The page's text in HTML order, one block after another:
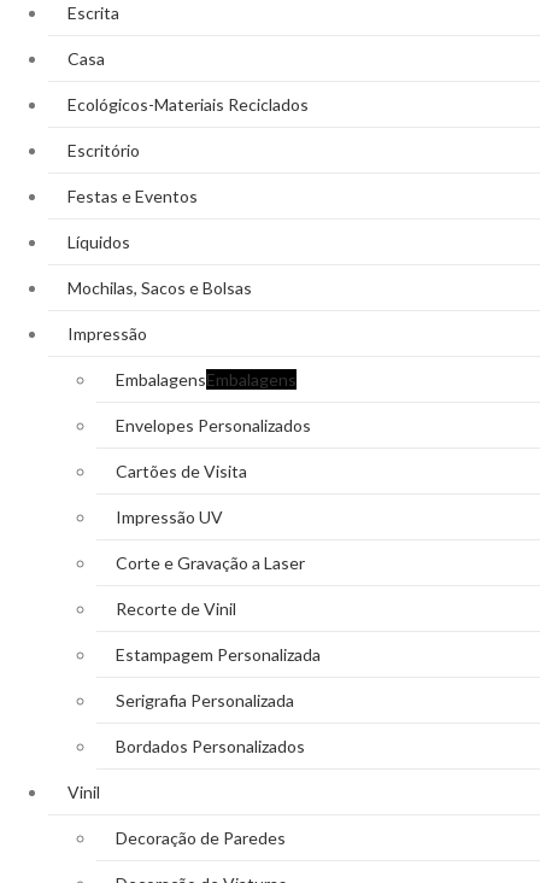
Escrita
Casa
Ecológicos-Materiais Reciclados
Escritório
Festas e Eventos
Líquidos
Mochilas, Sacos e Bolsas
Impressão
EmbalagensEmbalagens
Envelopes Personalizados
Cartões de Visita
Impressão UV
Corte e Gravação a Laser
Recorte de Vinil
Estampagem Personalizada
Serigrafia Personalizada
Bordados Personalizados
Vinil
Decoração de Paredes